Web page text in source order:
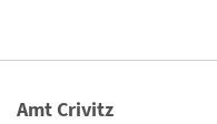
Amt Crivitz